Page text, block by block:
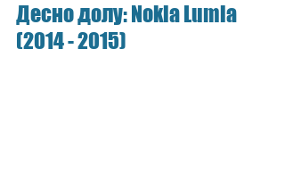
Десно долу: Nokia Lumia
(2014 - 2015)